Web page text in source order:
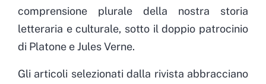
comprensione plurale della nostra storia
letteraria e culturale, sotto il doppio patrocinio
di Platone e Jules Verne.
Gli articoli selezionati dalla rivista abbracciano